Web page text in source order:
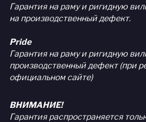
Гарантия на раму и ригидную
на производственный дефект.
Pride
Гарантия на раму и ригидную
производственный дефект (при
официальном сайте)
ВНИМАНИЕ!
Гарантия распространяется